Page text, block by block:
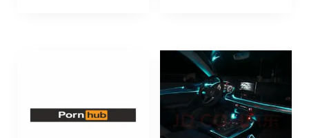
Las
opciones
se
elegir
Las